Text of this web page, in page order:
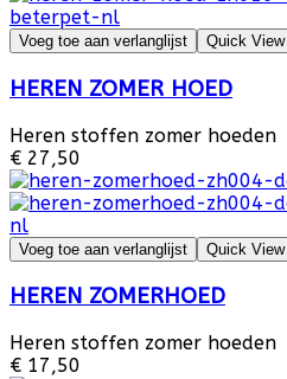
Voeg toe aan verlanglijst Quick View
HEREN ZOMER HOED
Heren stoffen zomer hoeden
€ 27,50
Voeg toe aan verlanglijst Quick View
HEREN ZOMERHOED
Heren stoffen zomer hoeden
€ 17,50